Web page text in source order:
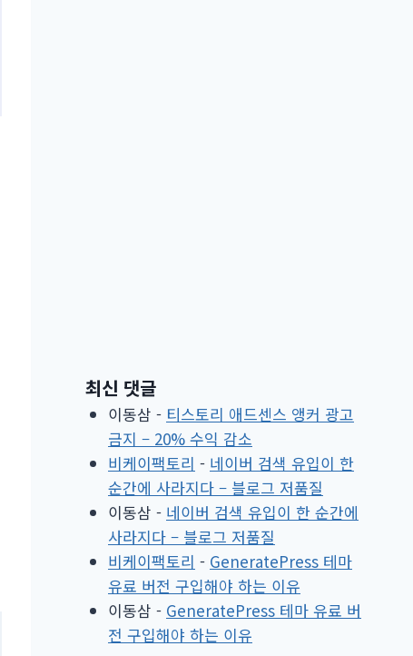
최신 댓글
이동삼 - 티스토리 애드센스 앵커 광고
금지 – 20% 수익 감소
비케이팩토리 - 네이버 검색 유입이 한
순간에 사라지다 – 블로그 저품질
이동삼 - 네이버 검색 유입이 한 순간에
사라지다 – 블로그 저품질
비케이팩토리 - GeneratePress 테마
유료 버전 구입해야 하는 이유
이동삼 - GeneratePress 테마 유료 버
전 구입해야 하는 이유